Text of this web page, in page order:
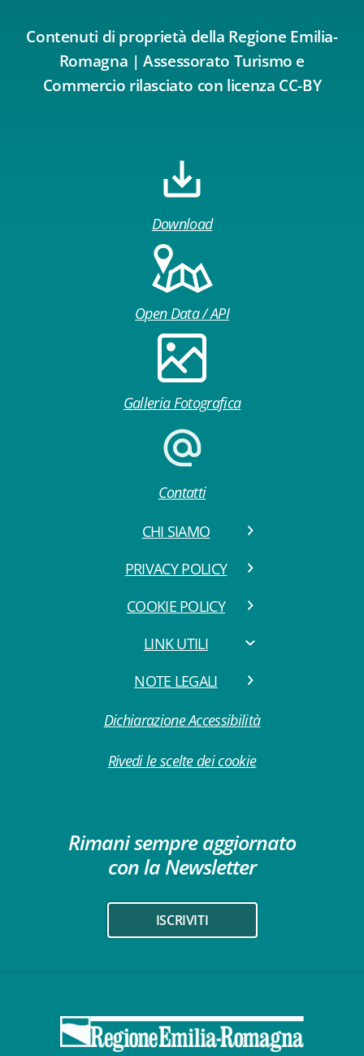
Contenuti di proprietà della Regione Emilia-
Romagna | Assessorato Turismo e
Commercio rilasciato con licenza CC-BY
Download
Open Data / API
Galleria Fotografica
Contatti
CHI SIAMO
PRIVACY POLICY
COOKIE POLICY
LINK UTILI
NOTE LEGALI
Dichiarazione Accessibilità
Rivedi le scelte dei cookie
Rimani sempre aggiornato
con la Newsletter
ISCRIVITI